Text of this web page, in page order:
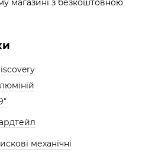
механічні